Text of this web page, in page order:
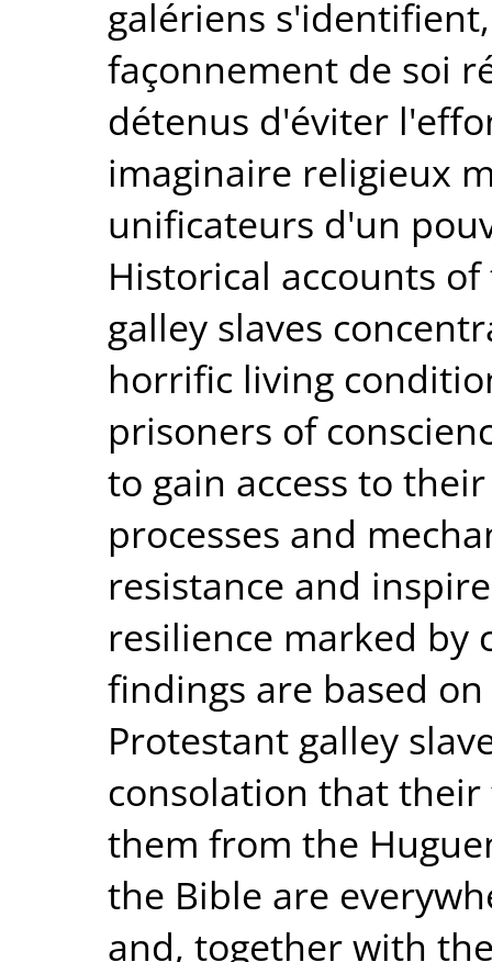
galériens
façonnement de soi
détenus d'éviter
imaginaire religieux
unificateurs d'un
Historical accounts
galley slaves
horrific living
prisoners of
to gain access to
processes and
resistance and
resilience marked by
findings are based
Protestant galley
consolation that
them from the
the Bible are
and, together with